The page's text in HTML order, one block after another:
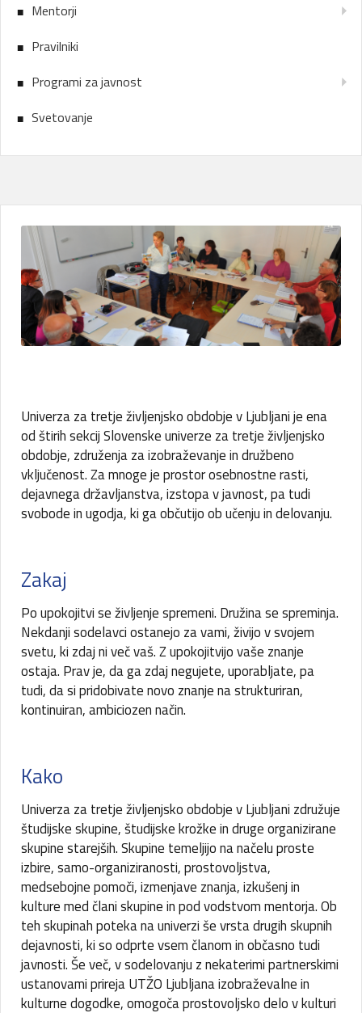
Mentorji
Pravilniki
Programi za javnost
Svetovanje
Univerza za tretje življenjsko obdobje v Ljubljani je ena
od štirih sekcij Slovenske univerze za tretje življenjsko
obdobje, združenja za izobraževanje in družbeno
vključenost. Za mnoge je prostor osebnostne rasti,
dejavnega državljanstva, izstopa v javnost, pa tudi
svobode in ugodja, ki ga občutijo ob učenju in delovanju.
Zakaj
Po upokojitvi se življenje spremeni. Družina se spreminja.
Nekdanji sodelavci ostanejo za vami, živijo v svojem
svetu, ki zdaj ni več vaš. Z upokojitvijo vaše znanje
ostaja. Prav je, da ga zdaj negujete, uporabljate, pa
tudi, da si pridobivate novo znanje na strukturiran,
kontinuiran, ambiciozen način.
Kako
Univerza za tretje življenjsko obdobje v Ljubljani združuje
študijske skupine, študijske krožke in druge organizirane
skupine starejših. Skupine temeljijo na načelu proste
izbire, samo-organiziranosti, prostovoljstva,
medsebojne pomoči, izmenjave znanja, izkušenj in
kulture med člani skupine in pod vodstvom mentorja. Ob
teh skupinah poteka na univerzi še vrsta drugih skupnih
dejavnosti, ki so odprte vsem članom in občasno tudi
javnosti. Še več, v sodelovanju z nekaterimi partnerskimi
ustanovami prireja UTŽO Ljubljana izobraževalne in
kulturne dogodke, omogoča prostovoljsko delo v kulturi